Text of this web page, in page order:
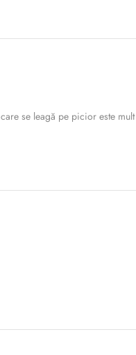
se leagă pe picior este